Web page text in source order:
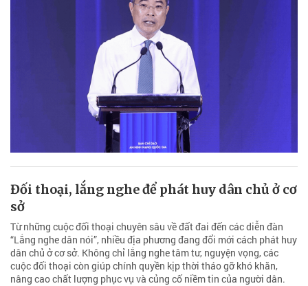
Đối thoại, lắng nghe để phát huy dân chủ ở cơ
sở
Từ những cuộc đối thoại chuyên sâu về đất đai đến các diễn đàn
“Lắng nghe dân nói”, nhiều địa phương đang đổi mới cách phát huy
dân chủ ở cơ sở. Không chỉ lắng nghe tâm tư, nguyện vọng, các
cuộc đối thoại còn giúp chính quyền kịp thời tháo gỡ khó khăn,
nâng cao chất lượng phục vụ và củng cố niềm tin của người dân.